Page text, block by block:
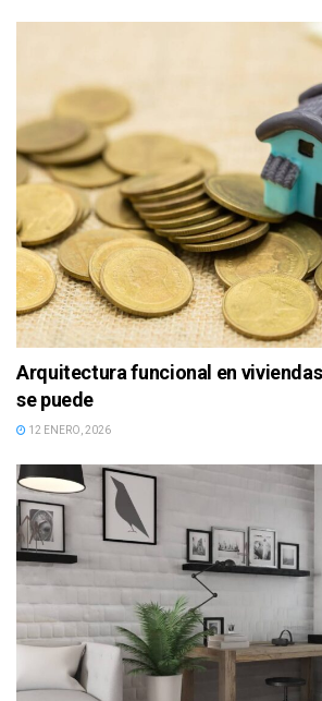
Arquitectura funcional en
se puede
12 ENERO, 2026